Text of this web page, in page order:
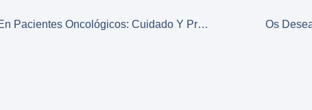
Salud Dental En Pacientes Oncológicos: Cuidado Y Prevención Durante El Tratamiento
Os